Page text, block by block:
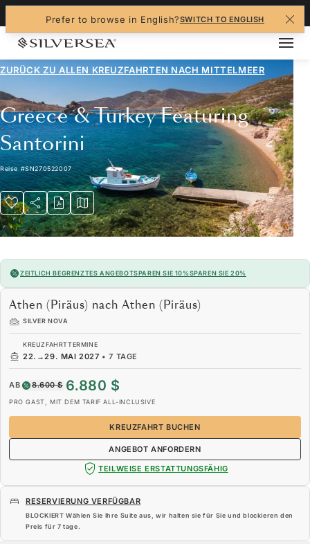
Prefer to browse in English?SWITCH TO ENGLISH
ZURÜCK ZU ALLEN KREUZFAHRTEN NACH MITTELMEER
Greece & Turkey Featuring
Santorini
Reise #SN270522007
ZEITLICH BEGRENZTES ANGEBOTSPAREN SIE 10%SPAREN SIE 20%
Athen (Piräus) nach Athen (Piräus)
SILVER NOVA
KREUZFAHRTTERMINE
22. →29. MAI 2027 •7 TAGE
AB 8.600 $ 6.880 $
PRO GAST, MIT DEM TARIF ALL-INCLUSIVE
KREUZFAHRT BUCHEN
ANGEBOT ANFORDERN
TEILWEISE ERSTATTUNGSFÄHIG
RESERVIERUNG VERFÜGBAR
BLOCKIERT Wählen Sie Ihre Suite aus, wir halten sie für Sie und blockieren den
Preis für 7 tage.